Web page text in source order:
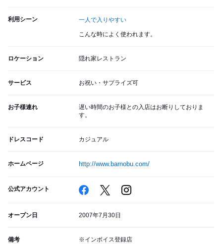
利用シーン 一人で入りやすい
こんな時によく使われます。
ロケーション 隠れ家レストラン
サービス お祝い・サプライズ可
お子様連れ
遅い時間のお子様との入店はお断りしておりま
す。
ドレスコード カジュアル
ホームページ http://www.barnobu.com/
公式アカウント
オープン日 2007年7月30日
備考 ※インボイス登録店